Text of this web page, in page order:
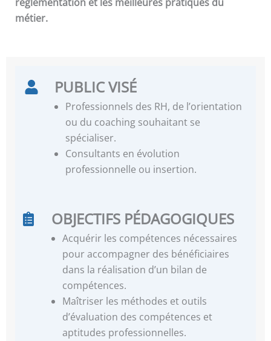
réglementation et les meilleures pratiques du
métier.
PUBLIC VISÉ
Professionnels des RH, de l’orientation
ou du coaching souhaitant se
spécialiser.
Consultants en évolution
professionnelle ou insertion.
OBJECTIFS PÉDAGOGIQUES
Acquérir les compétences nécessaires
pour accompagner des bénéficiaires
dans la réalisation d’un bilan de
compétences.
Maîtriser les méthodes et outils
d’évaluation des compétences et
aptitudes professionnelles.